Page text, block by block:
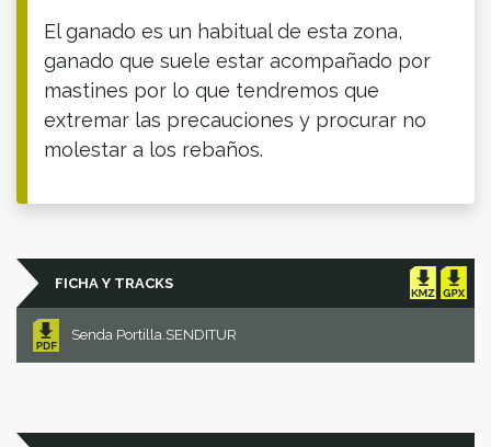
El ganado es un habitual de esta zona,
ganado que suele estar acompañado por
mastines por lo que tendremos que
extremar las precauciones y procurar no
molestar a los rebaños.
FICHA Y TRACKS
Senda Portilla.SENDITUR